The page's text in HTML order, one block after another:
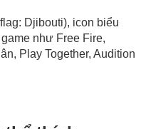
Djibouti), icon biểu
như Free Fire,
Play Together, Audition